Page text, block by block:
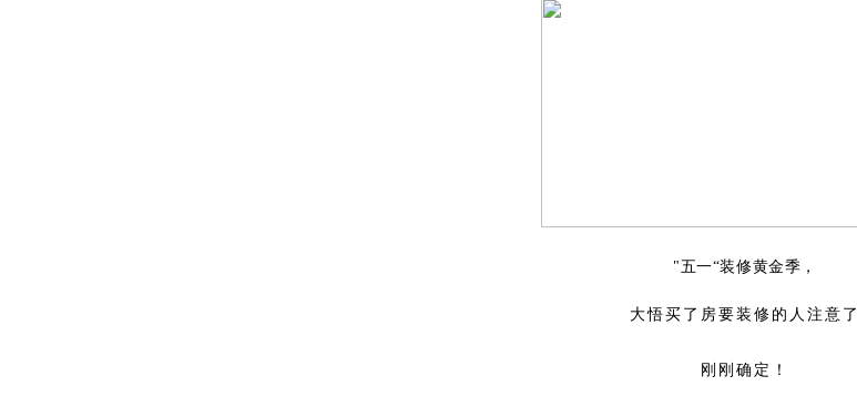
"五一“装修黄金季，
大悟买了房要装修的人注意了
刚刚确定！